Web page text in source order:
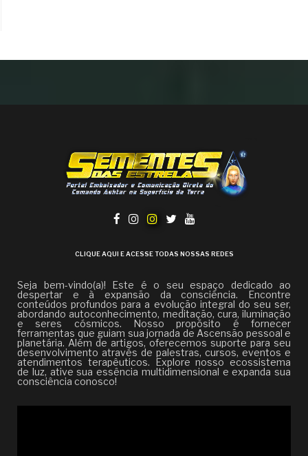
CLIQUE AQUI E ACESSE TODAS NOSSAS REDES
Seja bem-vindo(a)! Este é o seu espaço dedicado ao
despertar e à expansão da consciência. Encontre
conteúdos profundos para a evolução integral do seu ser,
abordando autoconhecimento, meditação, cura, iluminação
e seres cósmicos. Nosso propósito é fornecer
ferramentas que guiam sua jornada de Ascensão pessoal e
planetária. Além de artigos, oferecemos suporte para seu
desenvolvimento através de palestras, cursos, eventos e
atendimentos terapêuticos. Explore nosso ecossistema
de luz, ative sua essência multidimensional e expanda sua
consciência conosco!